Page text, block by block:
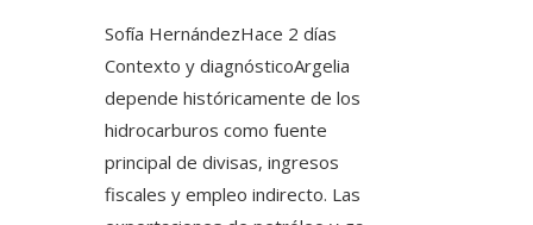
Sofía HernándezHace 2 días
Contexto y diagnósticoArgelia
depende históricamente de los
hidrocarburos como fuente
principal de divisas, ingresos
fiscales y empleo indirecto. Las